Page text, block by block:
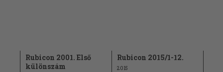
Rubicon 2001. Első
különszám
Rubicon 2015/1-12.
2015